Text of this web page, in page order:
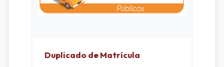
Duplicado de Matrícula